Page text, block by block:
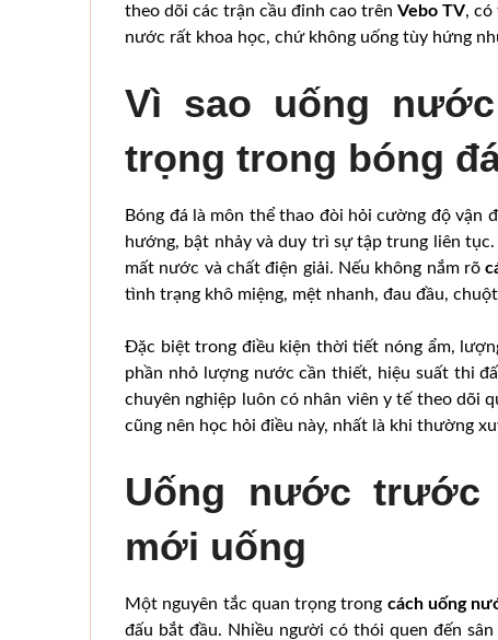
theo dõi các trận cầu đỉnh cao trênVebo TV, có
nước rất khoa học, chứ không uống tùy hứng
Vì sao uống
trọng trong bóng
Bóng đá là môn thể thao đòi hỏi cường độ vận
hướng, bật nhảy và duy trì sự tập trung liên
mất nước và chất điện giải. Nếu không nắm rõ
tình trạng khô miệng, mệt nhanh, đau đầu,
Đặc biệt trong điều kiện thời tiết nóng ẩm,
phần nhỏ lượng nước cần thiết, hiệu suất thi
chuyên nghiệp luôn có nhân viên y tế theo dõi
cũng nên học hỏi điều này, nhất là khi thường
Uống nước
mới uống
Một nguyên tắc quan trọng trong cách uống
đấu bắt đầu. Nhiều người có thói quen đến